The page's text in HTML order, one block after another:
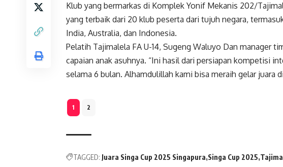
Klub yang bermarkas di Komplek Yonif Mekanis 202/
yang terbaik dari 20 klub peserta dari tujuh negara,
India, Australia, dan Indonesia.
Pelatih Tajimalela FA U-14, Sugeng Waluyo Dan manager
capaian anak asuhnya. “Ini hasil dari persiapan kompetisi
selama 6 bulan. Alhamdulillah kami bisa meraih gelar juara
1 2
TAGGED: Juara Singa Cup 2025 Singapura Singa Cup 2025